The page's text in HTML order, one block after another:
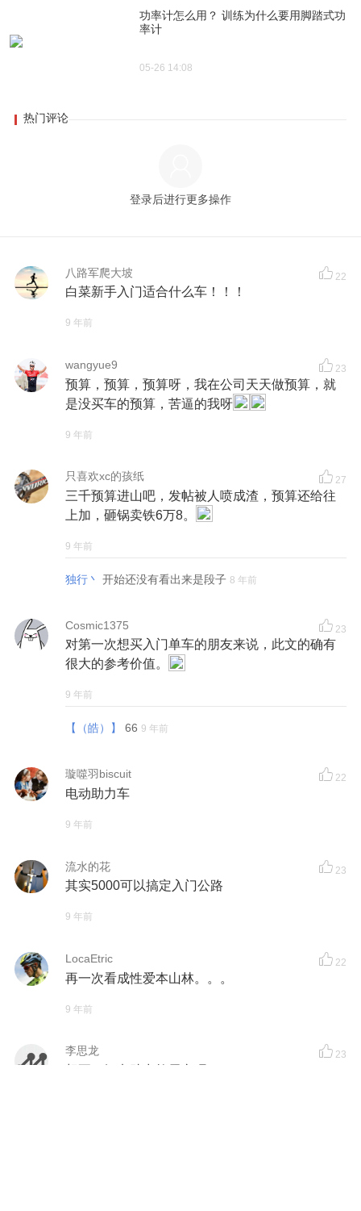
功率计怎么用？ 训练为什么要用脚踏式功
率计
05-26 14:08
热门评论
登录后进行更多操作
八路军爬大坡 22
白菜新手入门适合什么车！！！
9 年前
wangyue9 23
预算，预算，预算呀，我在公司天天做预算，就
是没买车的预算，苦逼的我呀
9 年前
只喜欢xc的孩纸 27
三千预算进山吧，发帖被人喷成渣，预算还给往
上加，砸锅卖铁6万8。
9 年前
独行丶 开始还没有看出来是段子 8 年前
Cosmic1375 23
对第一次想买入门单车的朋友来说，此文的确有
很大的参考价值。
9 年前
【（皓）】 66 9 年前
璇噬羽biscuit 22
电动助力车
9 年前
流水的花 23
其实5000可以搞定入门公路
9 年前
LocaEtric 22
再一次看成性爱本山林。。。
9 年前
李思龙 23